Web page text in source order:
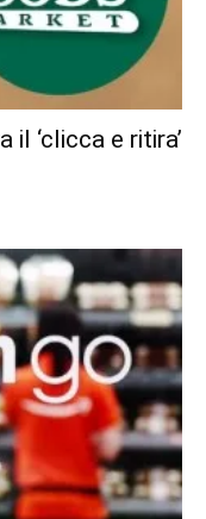
‘clicca e ritira’